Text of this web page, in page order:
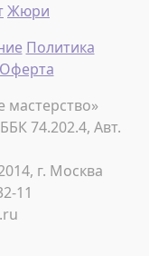
Жюри
Политика
Оферта
мастерство»
74.202.4, Авт.
г. Москва
11